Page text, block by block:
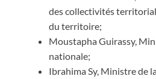
des collectivités
du territoire;
Moustapha Guirassy,
nationale;
Ibrahima Sy, Ministre de